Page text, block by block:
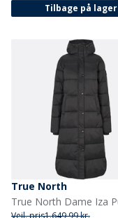
Tilbage på lager
True North
Vejl. pris1.649,99 kr.